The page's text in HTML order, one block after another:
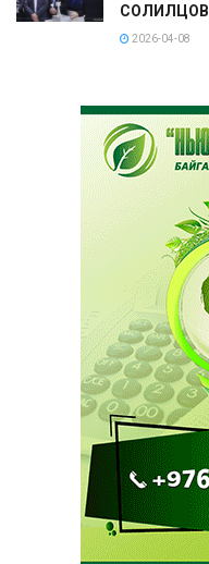
СОЛИЛЦОВ
2026-04-08